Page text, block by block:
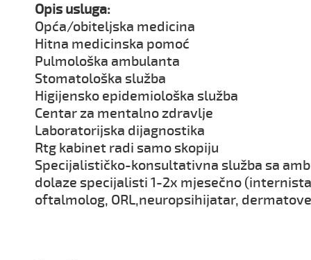
Opis usluga:
Opća/obiteljska medicina
Hitna medicinska pomoć
Pulmološka ambulanta
Stomatološka služba
Higijensko epidemiološka služba
Centar za mentalno zdravlje
Laboratorijska dijagnostika
Rtg kabinet radi samo skopiju
Specijalističko-konsultativna služba sa
dolaze specijalisti 1-2x mjesečno
oftalmolog, ORL,neuropsihijatar,